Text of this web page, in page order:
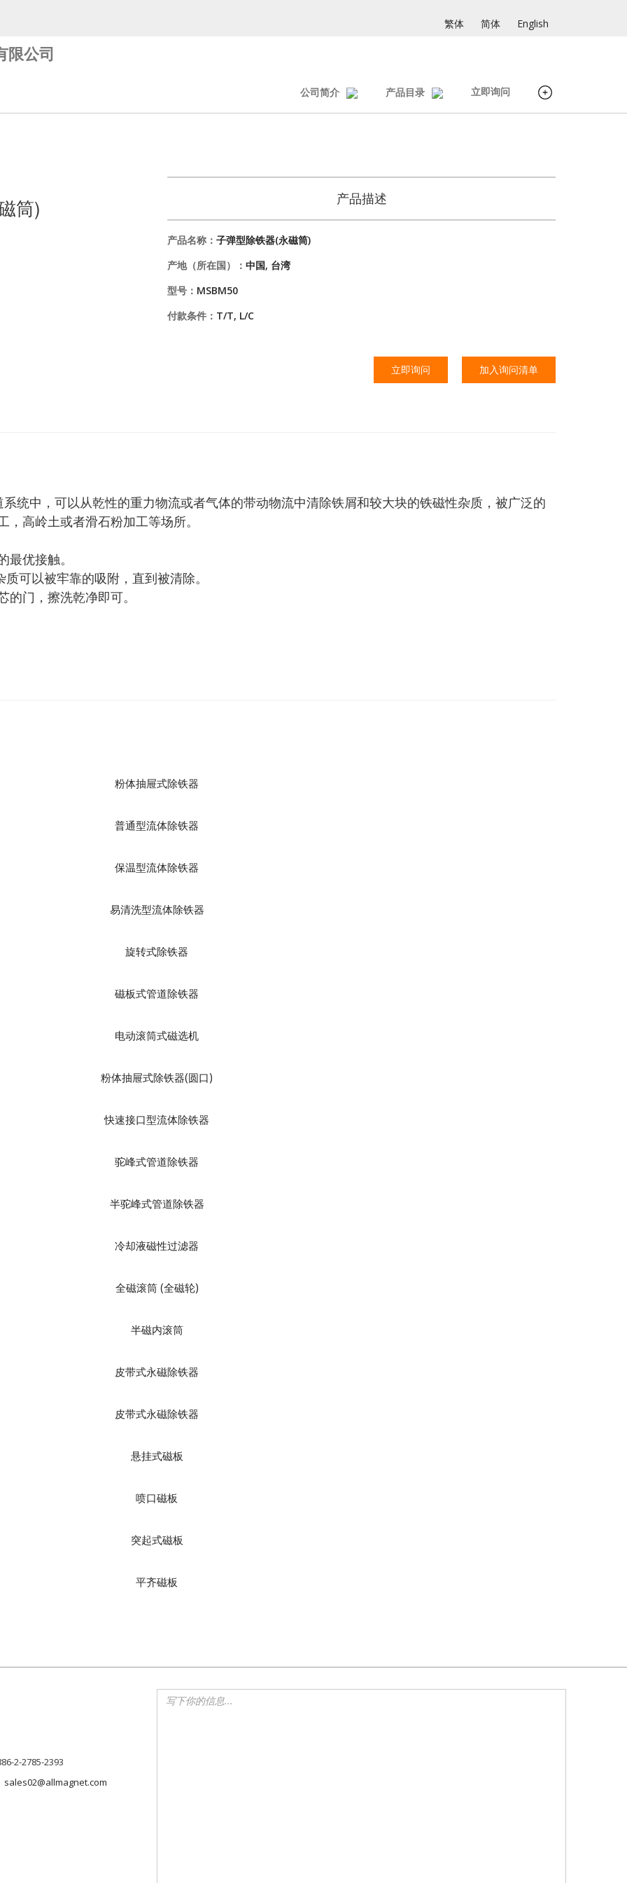
繁体 简体 English
限公司
公司简介 产品目录 立即询问
筒) 产品描述
产品名称： 子弹型除铁器(永磁筒)
产地（所在国）： 中国, 台湾
型号： MSBM50
付款条件： T/T, L/C
立即询问 加入询问清单
统中，可以从乾性的重力物流或者气体的带动物流中清除铁屑和较大块的铁磁性杂质，被广泛的
高岭土或者滑石粉加工等场所。
优接触。
可以被牢靠的吸附，直到被清除。
门，擦洗乾净即可。
粉体抽屉式除铁器
普通型流体除铁器
保温型流体除铁器
易清洗型流体除铁器
旋转式除铁器
磁板式管道除铁器
电动滚筒式磁选机
粉体抽屉式除铁器(圆口)
快速接口型流体除铁器
驼峰式管道除铁器
半驼峰式管道除铁器
冷却液磁性过滤器
全磁滚筒 (全磁轮)
半磁内滚筒
皮带式永磁除铁器
皮带式永磁除铁器
悬挂式磁板
喷口磁板
突起式磁板
平齐磁板
2-2785-2393
sales02@allmagnet.com